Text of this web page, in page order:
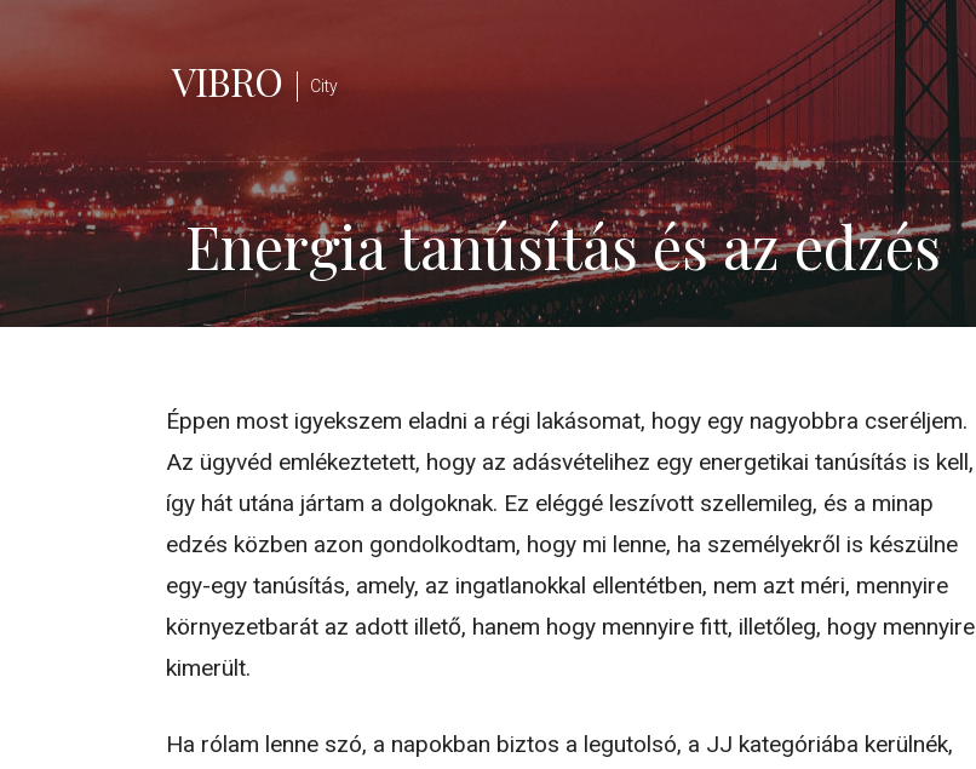
VIBRO City
Energia tanúsítás és az edzés
Éppen most igyekszem eladni a régi lakásomat, hogy egy nagyobbra cseréljem.
Az ügyvéd emlékeztetett, hogy az adásvételihez egy energetikai tanúsítás is kell,
így hát utána jártam a dolgoknak. Ez eléggé leszívott szellemileg, és a minap
edzés közben azon gondolkodtam, hogy mi lenne, ha személyekről is készülne
egy-egy tanúsítás, amely, az ingatlanokkal ellentétben, nem azt méri, mennyire
környezetbarát az adott illető, hanem hogy mennyire fitt, illetőleg, hogy mennyire
kimerült.
Ha rólam lenne szó, a napokban biztos a legutolsó, a JJ kategóriába kerülnék,